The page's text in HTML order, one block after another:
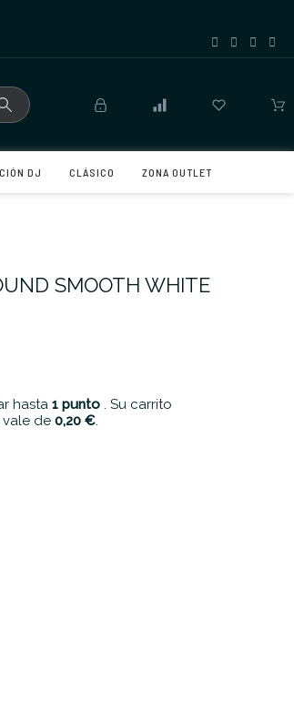
DJ CLÁSICO ZONA OUTLET
SMOOTH WHITE
hasta 1 punto . Su carrito
de 0,20 €.